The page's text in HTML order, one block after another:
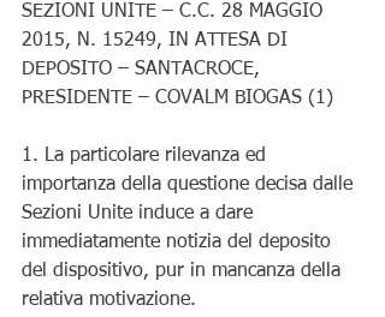
SEZIONI UNITE – C.C. 28 MAGGIO
2015, N. 15249, IN ATTESA DI
DEPOSITO – SANTACROCE,
PRESIDENTE – COVALM BIOGAS (1)
1. La particolare rilevanza ed
importanza della questione decisa dalle
Sezioni Unite induce a dare
immediatamente notizia del deposito
del dispositivo, pur in mancanza della
relativa motivazione.